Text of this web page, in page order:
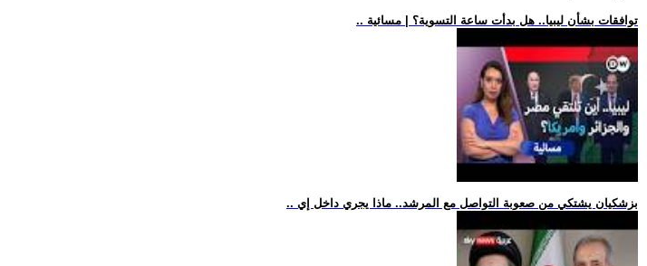
.. توافقات بشأن ليبيا.. هل بدأت ساعة التسوية؟ | مسائية
.. بزشكيان يشتكي من صعوبة التواصل مع المرشد.. ماذا يجري داخل إي